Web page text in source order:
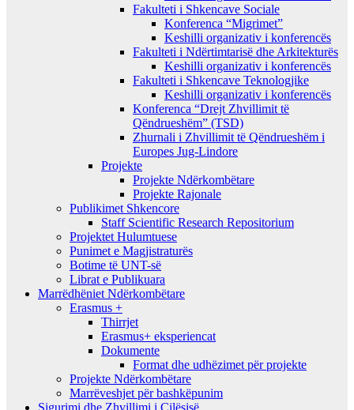
Fakulteti i Shkencave Sociale
Konferenca “Migrimet”
Keshilli organizativ i konferencës
Fakulteti i Ndërtimtarisë dhe Arkitekturës
Keshilli organizativ i konferencës
Fakulteti i Shkencave Teknologjike
Keshilli organizativ i konferencës
Konferenca “Drejt Zhvillimit të
Qëndrueshëm” (TSD)
Zhurnali i Zhvillimit të Qëndrueshëm i
Europes Jug-Lindore
Projekte
Projekte Ndërkombëtare
Projekte Rajonale
Publikimet Shkencore
Staff Scientific Research Repositorium
Projektet Hulumtuese
Punimet e Magjistraturës
Botime të UNT-së
Librat e Publikuara
Marrëdhëniet Ndërkombëtare
Erasmus +
Thirrjet
Erasmus+ eksperiencat
Dokumente
Format dhe udhëzimet për projekte
Projekte Ndërkombëtare
Marrëveshjet për bashkëpunim
Sigurimi dhe Zhvillimi i Cilësisë